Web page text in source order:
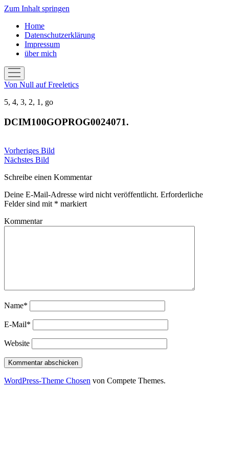
Zum Inhalt springen
Home
Datenschutzerklärung
Impressum
über mich
Menü
öffnen
Von Null auf Freeletics
5, 4, 3, 2, 1, go
DCIM100GOPROG0024071.
Vorheriges Bild
Nächstes Bild
Schreibe einen Kommentar
Deine E-Mail-Adresse wird nicht veröffentlicht. Erforderliche
Felder sind mit * markiert
Kommentar
Name*
E-Mail*
Website
WordPress-Theme Chosen von Compete Themes.